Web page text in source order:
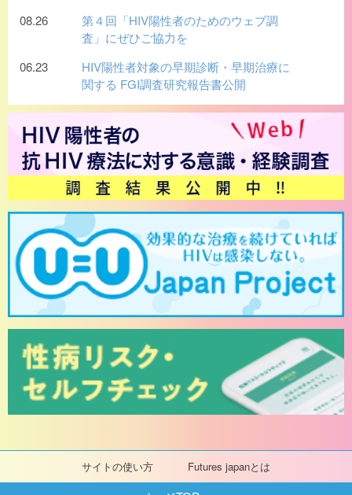
サイトの使い方 Futures japanとは
08.26
第４回「HIV陽性者のためのウェブ調
査」にぜひご協力を
06.23
HIV陽性者対象の早期診断・早期治療に
関する FGI調査研究報告書公開